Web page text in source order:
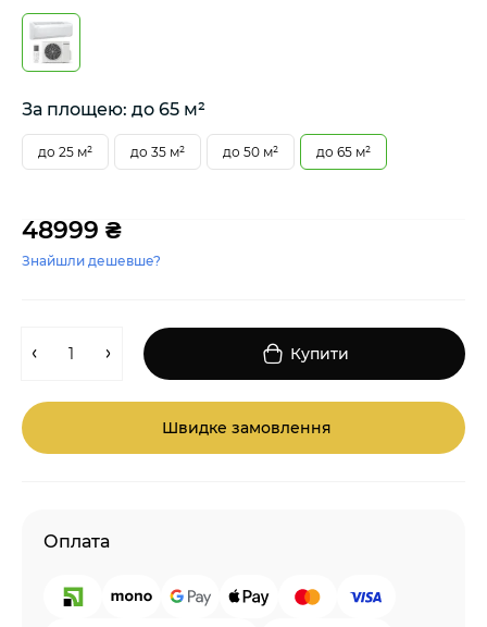
За площею: до 65 м²
до 25 м² до 35 м² до 50 м² до 65 м²
48999 ₴
Знайшли дешевше?
Купити
Швидке замовлення
Оплата